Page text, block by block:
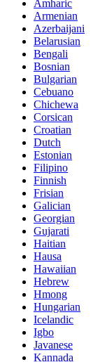
Amharic
Armenian
Azerbaijani
Belarusian
Bengali
Bosnian
Bulgarian
Cebuano
Chichewa
Corsican
Croatian
Dutch
Estonian
Filipino
Finnish
Frisian
Galician
Georgian
Gujarati
Haitian
Hausa
Hawaiian
Hebrew
Hmong
Hungarian
Icelandic
Igbo
Javanese
Kannada